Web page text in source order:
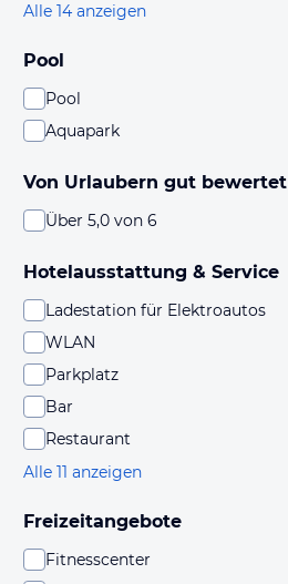
Alle 14 anzeigen
Pool
Pool
Aquapark
Von Urlaubern gut bewertet
Über 5,0 von 6
Hotelausstattung & Service
Ladestation für Elektroautos
WLAN
Parkplatz
Bar
Restaurant
Alle 11 anzeigen
Freizeitangebote
Fitnesscenter